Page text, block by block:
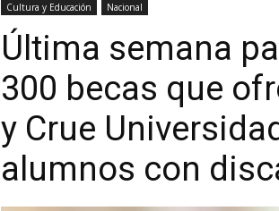
Cultura y Educación Nacional
Última semana
300 becas que
y Crue
alumnos con